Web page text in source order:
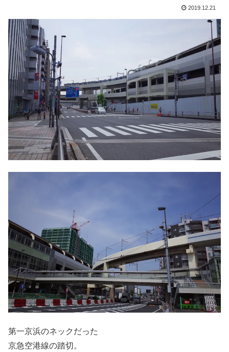
2019.12.21
第一京浜のネックだった
京急空港線の踏切。